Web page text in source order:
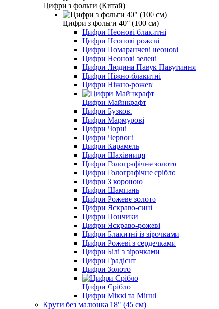
Цифри з фольги (Китай)
Цифри з фольги 40" (100 см)
Цифри Неонові блакитні
Цифри Неонові рожеві
Цифри Помаранчеві неонові
Цифри Неонові зелені
Цифри Людина Павук Павутиння
Цифри Ніжно-блакитні
Цифри Ніжно-рожеві
Цифри Майнкрафт
Цифри Бузкові
Цифри Мармурові
Цифри Чорні
Цифри Червоні
Цифри Карамель
Цифри Шахівниця
Цифри Голографічне золото
Цифри Голографічне срібло
Цифри З короною
Цифри Шампань
Цифри Рожеве золото
Цифри Яскраво-сині
Цифри Пончики
Цифри Яскраво-рожеві
Цифри Блакитні із зірочками
Цифри Рожеві з сердечками
Цифри Білі з зірочками
Цифри Градієнт
Цифри Золото
Цифри Срібло
Цифри Міккі та Мінні
Круги без малюнка 18" (45 см)